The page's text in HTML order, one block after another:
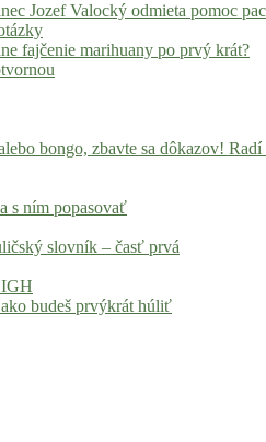
Jozef Valocký odmieta pomoc
fajčenie marihuany po prvý krát?
bongo, zbavte sa dôkazov! Radí
s ním popasovať
slovník – časť prvá
budeš prvýkrát húliť